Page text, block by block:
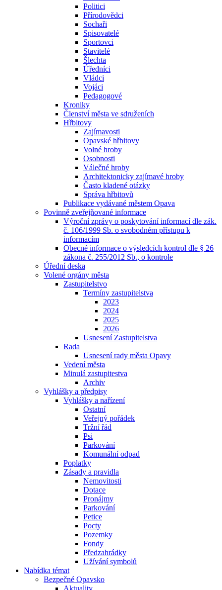
Politici
Přírodovědci
Sochaři
Spisovatelé
Sportovci
Stavitelé
Šlechta
Úředníci
Vládci
Vojáci
Pedagogové
Kroniky
Členství města ve sdruženích
Hřbitovy
Zajímavosti
Opavské hřbitovy
Volné hroby
Osobnosti
Válečné hroby
Architektonicky zajímavé hroby
Často kladené otázky
Správa hřbitovů
Publikace vydávané městem Opava
Povinně zveřejňované informace
Výroční zprávy o poskytování informací dle zák.
č. 106/1999 Sb. o svobodném přístupu k
informacím
Obecné informace o výsledcích kontrol dle § 26
zákona č. 255/2012 Sb., o kontrole
Úřední deska
Volené orgány města
Zastupitelstvo
Termíny zastupitelstva
2023
2024
2025
2026
Usnesení Zastupitelstva
Rada
Usnesení rady města Opavy
Vedení města
Minulá zastupitestva
Archiv
Vyhlášky a předpisy
Vyhlášky a nařízení
Ostatní
Veřejný pořádek
Tržní řád
Psi
Parkování
Komunální odpad
Poplatky
Zásady a pravidla
Nemovitosti
Dotace
Pronájmy
Parkování
Petice
Pocty
Pozemky
Fondy
Předzahrádky
Užívání symbolů
Nabídka témat
Bezpečné Opavsko